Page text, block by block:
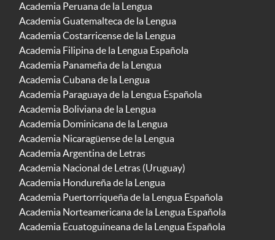
Academia Peruana de la Lengua
Academia Guatemalteca de la Lengua
Academia Costarricense de la Lengua
Academia Filipina de la Lengua Española
Academia Panameña de la Lengua
Academia Cubana de la Lengua
Academia Paraguaya de la Lengua Española
Academia Boliviana de la Lengua
Academia Dominicana de la Lengua
Academia Nicaragüense de la Lengua
Academia Argentina de Letras
Academia Nacional de Letras (Uruguay)
Academia Hondureña de la Lengua
Academia Puertorriqueña de la Lengua Española
Academia Norteamericana de la Lengua Española
Academia Ecuatoguineana de la Lengua Española